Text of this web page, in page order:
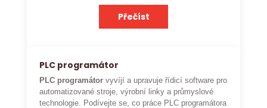
Přečíst
PLC programátor
PLC programátor vyvíjí a upravuje řídicí software pro
automatizované stroje, výrobní linky a průmyslové
technologie. Podívejte se, co práce PLC programátora